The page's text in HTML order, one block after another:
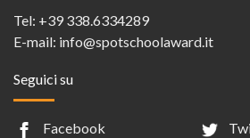
Tel: +39 338.6334289
E-mail: info@spotschoolaward.it
Seguici su
Facebook